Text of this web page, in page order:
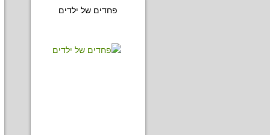
פחדים של ילדים